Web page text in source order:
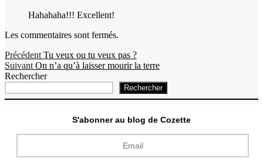
Hahahaha!!! Excellent!
Les commentaires sont fermés.
Navigation
de
Précédent Publication
précédente :
Tu veux ou tu veux pas ?
Suivant Publication
suivante :
On n’a qu’à laisser mourir la terre
Rechercher
Rechercher
S'abonner au blog de Cozette